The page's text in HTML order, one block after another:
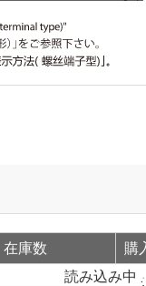
在庫数
購
読み込み中